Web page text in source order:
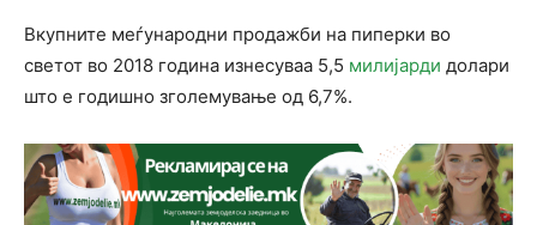
Вкупните меѓународни продажби на пиперки во
светот во 2018 година изнесуваа 5,5 милијарди долари
што е годишно зголемување од 6,7%.